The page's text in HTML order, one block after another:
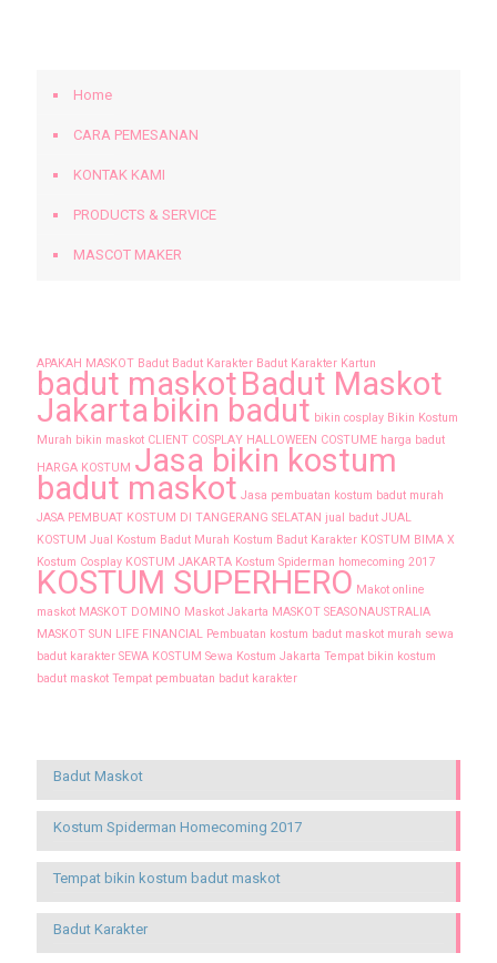
Home
CARA PEMESANAN
KONTAK KAMI
PRODUCTS & SERVICE
MASCOT MAKER
APAKAH MASKOT Badut Badut Karakter Badut Karakter Kartun
badut maskotBadut Maskot
Jakarta bikin badut bikin cosplay Bikin Kostum
Murah bikin maskot CLIENT COSPLAY HALLOWEEN COSTUME harga badut
HARGA KOSTUM Jasa bikin kostum
badut maskot Jasa pembuatan kostum badut murah
JASA PEMBUAT KOSTUM DI TANGERANG SELATAN jual badut JUAL
KOSTUM Jual Kostum Badut Murah Kostum Badut Karakter KOSTUM BIMA X
Kostum Cosplay KOSTUM JAKARTA Kostum Spiderman homecoming 2017
KOSTUM SUPERHERO Makot online
maskot MASKOT DOMINO Maskot Jakarta MASKOT SEASONAUSTRALIA
MASKOT SUN LIFE FINANCIAL Pembuatan kostum badut maskot murah sewa
badut karakter SEWA KOSTUM Sewa Kostum Jakarta Tempat bikin kostum
badut maskot Tempat pembuatan badut karakter
Badut Maskot
Kostum Spiderman Homecoming 2017
Tempat bikin kostum badut maskot
Badut Karakter